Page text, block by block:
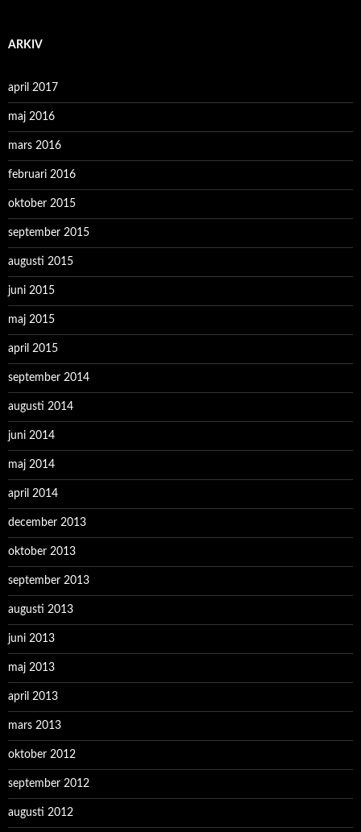
ARKIV
april 2017
maj 2016
mars 2016
februari 2016
oktober 2015
september 2015
augusti 2015
juni 2015
maj 2015
april 2015
september 2014
augusti 2014
juni 2014
maj 2014
april 2014
december 2013
oktober 2013
september 2013
augusti 2013
juni 2013
maj 2013
april 2013
mars 2013
oktober 2012
september 2012
augusti 2012